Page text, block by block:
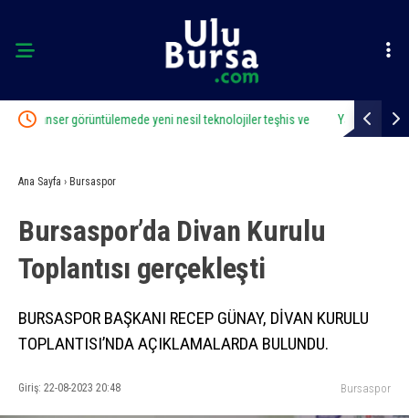
ve Yaşlanan nüfusun gizli tehlikesi
Ana Sayfa › Bursaspor
Bursaspor’da Divan Kurulu
Toplantısı gerçekleşti
BURSASPOR BAŞKANI RECEP GÜNAY, DİVAN KURULU
TOPLANTISI’NDA AÇIKLAMALARDA BULUNDU.
Giriş: 22-08-2023 20:48 Bursaspor